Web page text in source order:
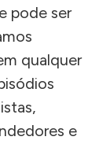
pode ser
qualquer
e